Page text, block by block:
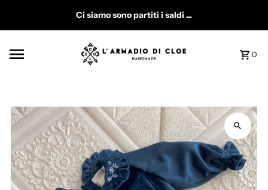
Vai direttamente ai contenutiCi siamo sono partiti i saldi ...
0